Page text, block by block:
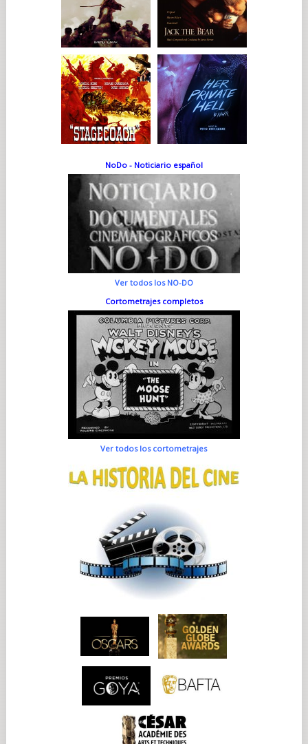
NoDo - Noticiario español
Ver todos los NO-DO
Cortometrajes completos
Ver todos los cortometrajes